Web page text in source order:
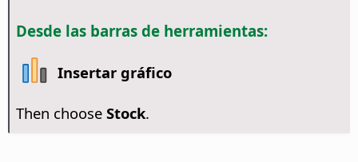
Desde las barras de herramientas:
Insertar gráfico
Then choose Stock.